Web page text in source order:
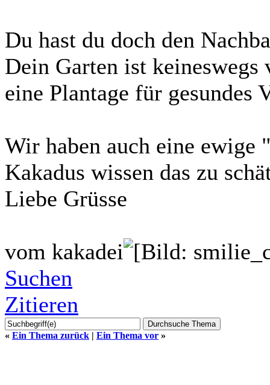
Du hast du doch den
Dein Garten ist
eine Plantage für gesundes
Wir haben auch eine ewige
Kakadus wissen das zu
Liebe Grüsse
vom kakadei
Suchen
Zitieren
« Ein Thema zurück | Ein Thema vor »